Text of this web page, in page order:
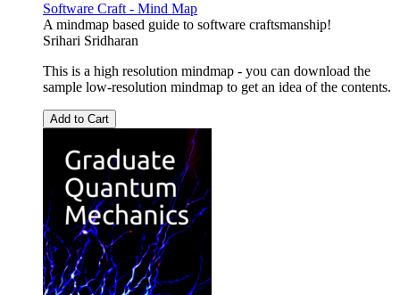
Software Craft - Mind Map
A mindmap based guide to software craftsmanship!
Srihari Sridharan
This is a high resolution mindmap - you can download the
sample low-resolution mindmap to get an idea of the contents.
Add to Cart